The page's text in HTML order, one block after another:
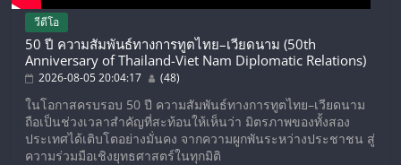
วีดีโอ
50 ปี ความสัมพันธ์ทางการทูตไทย–เวียดนาม (50th
Anniversary of Thailand-Viet Nam Diplomatic Relations)
2026-08-05 20:04:17 (48)
ในโอกาสครบรอบ 50 ปี ความสัมพันธ์ทางการทูตไทย–เวียดนาม
ถือเป็นช่วงเวลาสำคัญที่สะท้อนให้เห็นว่า มิตรภาพของทั้งสอง
ประเทศได้เติบโตอย่างมั่นคง จากความผูกพันระหว่างประชาชน สู่
ความร่วมมือเชิงยุทธศาสตร์ในทุกมิติ